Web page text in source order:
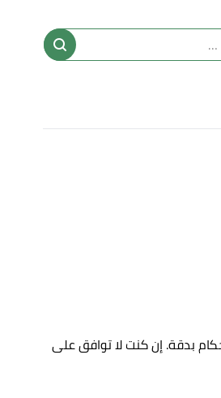
بدقة. إن كنت لا توافق على